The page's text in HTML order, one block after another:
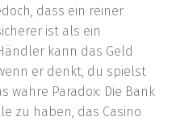
dass ein reiner
ist als ein
kann das Geld
er denkt, du spielst
wahre Paradox: Die Bank
zu haben, das Casino